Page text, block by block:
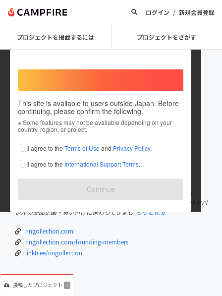
ログイン / 新規会員登録
プロジェクトを掲載するには プロジェクトをさがす
This site is available to users outside Japan. Before
continuing, please confirm the following.
※ Some features may not be available depending on your
country, region, or project.
I agree to the Terms of Use and Privacy Policy.
I agree to the International Support Terms.
Continue
RINGOLLECTION
これまでに1件のプロジェクトを投稿しています
在住国：日本 現在地：未設定
出身国：日本 出身地：未設定
りんごモチーフ専門ブランド「RINGOLLECTION（リンゴレクショ
ン）」代表。 10年以上にわたり、ファッション業界でジュエリーやアパ
レルの商品企画・買い付けに携わってきまし もっと見る
ringollection.com
ringollection.com/founding-members
linktr.ee/ringollection
投稿したプロジェクト 1